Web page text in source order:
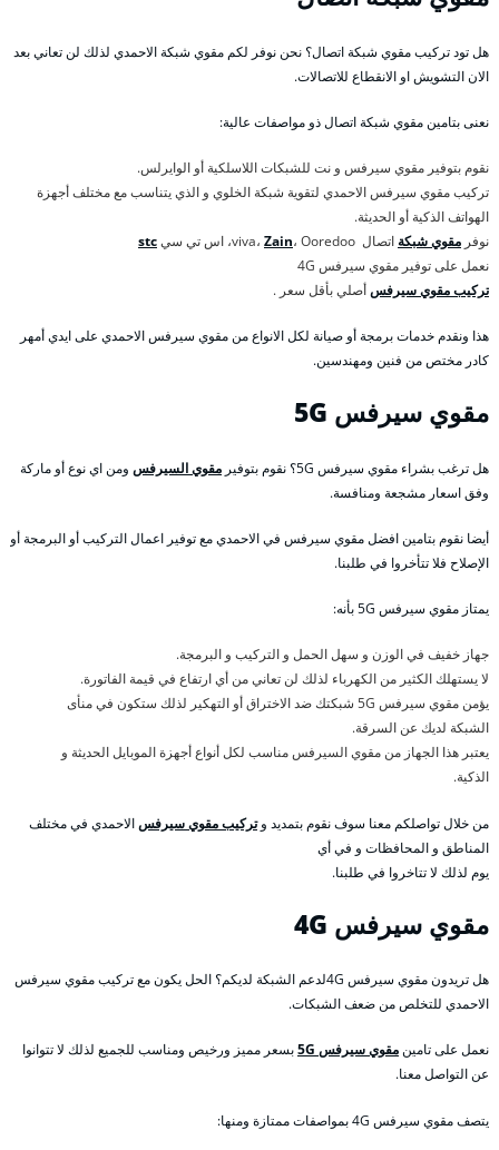
هل تود تركيب مقوي شبكة اتصال؟ نحن نوفر لكم مقوي شبكة الاحمدي لذلك لن تعاني بعد
الان التشويش او الانقطاع للاتصالات.
نعنى بتامين مقوي شبكة اتصال ذو مواصفات عالية:
نقوم بتوفير مقوي سيرفس و نت للشبكات اللاسلكية أو الوايرلس.
تركيب مقوي سيرفس الاحمدي لتقوية شبكة الخلوي و الذي يتناسب مع مختلف أجهزة
الهواتف الذكية أو الحديثة.
نوفر مقوي شبكة اتصال viva، Zain، Ooredoo، اس تي سي
stc
نعمل على توفير مقوي سيرفس 4G
تركيب مقوي سيرفسأصلي بأقل سعر .
هذا ونقدم خدمات برمجة أو صيانة لكل الانواع من مقوي سيرفس الاحمدي على ايدي أمهر
كادر مختص من فنين ومهندسين.
مقوي سيرفس 5 G
هل ترغب بشراء مقوي سيرفس 5G؟ نقوم بتوفير مقوي السيرفس ومن اي نوع أو ماركة
وفق اسعار مشجعة ومنافسة.
أيضا نقوم بتامين افضل مقوي سيرفس في الاحمدي مع توفير اعمال التركيب أو البرمجة أو
الإصلاح فلا تتأخروا في طلبنا.
يمتاز مقوي سيرفس 5G بأنه:
جهاز خفيف في الوزن و سهل الحمل و التركيب و البرمجة.
لا يستهلك الكثير من الكهرباء لذلك لن تعاني من أي ارتفاع في قيمة الفاتورة.
يؤمن مقوي سيرفس 5G شبكتك ضد الاختراق أو التهكير لذلك ستكون في منأى
الشبكة لديك عن السرقة.
يعتبر هذا الجهاز من مقوي السيرفس مناسب لكل أنواع أجهزة الموبايل الحديثة و
الذكية.
من خلال تواصلكم معنا سوف نقوم بتمديد وتركيب مقوي سيرفسالاحمدي في مختلف
المناطق و المحافظات و في أي
يوم لذلك لا تتاخروا في طلبنا.
مقوي سيرفس 4 G
هل تريدون مقوي سيرفس 4Gلدعم الشبكة لديكم؟ الحل يكون مع تركيب مقوي سيرفس
الاحمدي للتخلص من ضعف الشبكات.
نعمل على تامينمقوي سيرفس 5G
بسعر مميز ورخيص ومناسب للجميع لذلك لا تتوانوا
عن التواصل معنا.
يتصف مقوي سيرفس 4G بمواصفات ممتازة ومنها: